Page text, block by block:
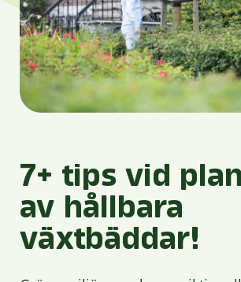
7+ tips vid
av hållbara
växtbäddar!